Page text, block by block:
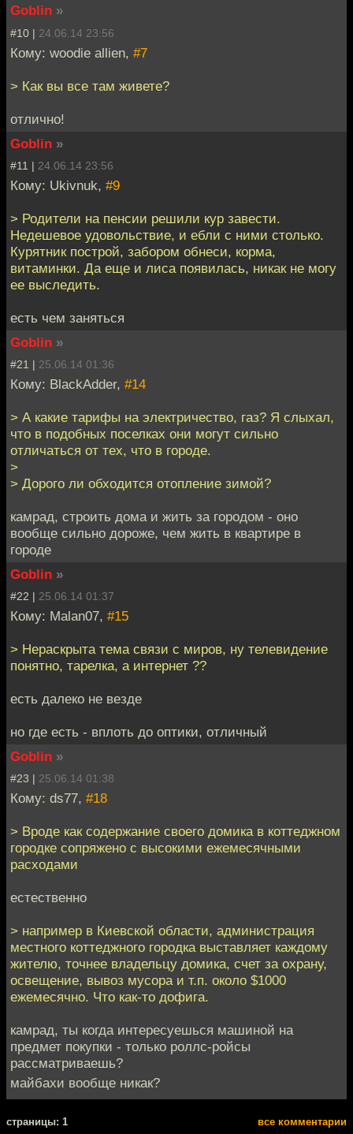
Goblin »
#10 | 24.06.14 23:56
Кому: woodie allien, #7
> Как вы все там живете?
отлично!
Goblin »
#11 | 24.06.14 23:56
Кому: Ukivnuk, #9
> Родители на пенсии решили кур завести.
Недешевое удовольствие, и ебли с ними столько.
Курятник построй, забором обнеси, корма,
витаминки. Да еще и лиса появилась, никак не могу
ее выследить.
есть чем заняться
Goblin »
#21 | 25.06.14 01:36
Кому: BlackAdder, #14
> А какие тарифы на электричество, газ? Я слыхал,
что в подобных поселках они могут сильно
отличаться от тех, что в городе.
>
> Дорого ли обходится отопление зимой?
камрад, строить дома и жить за городом - оно
вообще сильно дороже, чем жить в квартире в
городе
Goblin »
#22 | 25.06.14 01:37
Кому: Malan07, #15
> Нераскрыта тема связи с миров, ну телевидение
понятно, тарелка, а интернет ??
есть далеко не везде
но где есть - вплоть до оптики, отличный
Goblin »
#23 | 25.06.14 01:38
Кому: ds77, #18
> Вроде как содержание своего домика в коттеджном
городке сопряжено с высокими ежемесячными
расходами
естественно
> например в Киевской области, администрация
местного коттеджного городка выставляет каждому
жителю, точнее владельцу домика, счет за охрану,
освещение, вывоз мусора и т.п. около $1000
ежемесячно. Что как-то дофига.
камрад, ты когда интересуешься машиной на
предмет покупки - только роллс-ройсы
рассматриваешь?
майбахи вообще никак?
cтраницы: 1 все комментарии